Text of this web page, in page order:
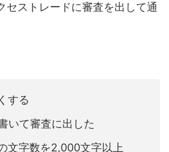
セストレードに審査を出して通
する
いて審査に出した
文字数を2,000文字以上